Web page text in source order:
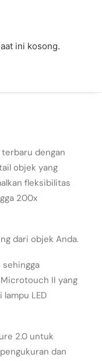
ini kosong.
dengan
objek yang
fleksibilitas
200x
dari objek Anda.
sehingga
II yang
LED
2.0 untuk
dan